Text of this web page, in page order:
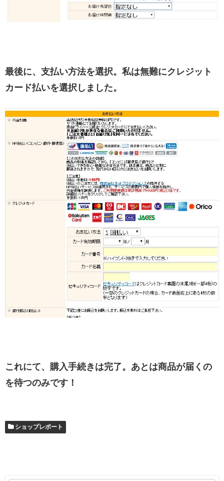
最後に、支払い方法を選択。私は無難にクレジット
カード払いを選択しました。
これにて、購入手続きは完了。あとは商品が届くの
を待つのみです！
ショップレポート